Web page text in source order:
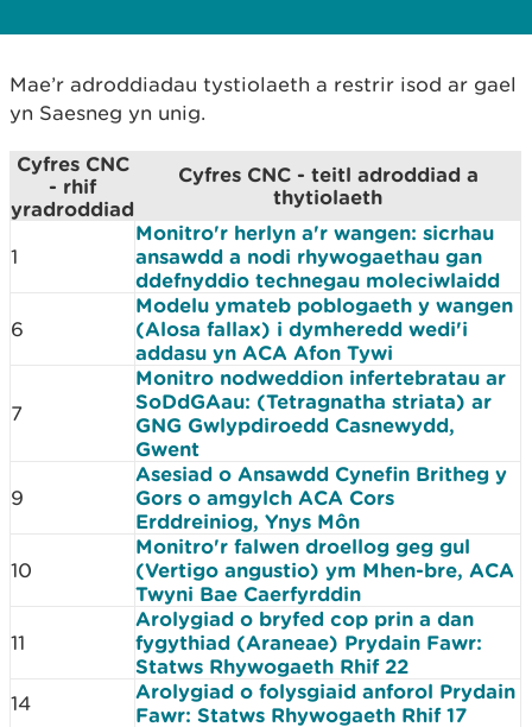
Mae’r adroddiadau tystiolaeth a restrir isod ar gael
yn Saesneg yn unig.
Cyfres CNC
- rhif
yradroddiad
Cyfres CNC - teitl adroddiad a
thytiolaeth
1
Monitro'r herlyn a'r wangen: sicrhau
ansawdd a nodi rhywogaethau gan
ddefnyddio technegau moleciwlaidd
6
Modelu ymateb poblogaeth y wangen
(Alosa fallax) i dymheredd wedi'i
addasu yn ACA Afon Tywi
7
Monitro nodweddion infertebratau ar
SoDdGAau: (Tetragnatha striata) ar
GNG Gwlypdiroedd Casnewydd,
Gwent
9
Asesiad o Ansawdd Cynefin Britheg y
Gors o amgylch ACA Cors
Erddreiniog, Ynys Môn
10
Monitro'r falwen droellog geg gul
(Vertigo angustio) ym Mhen-bre, ACA
Twyni Bae Caerfyrddin
11
Arolygiad o bryfed cop prin a dan
fygythiad (Araneae) Prydain Fawr:
Statws Rhywogaeth Rhif 22
14
Arolygiad o folysgiaid anforol Prydain
Fawr: Statws Rhywogaeth Rhif 17